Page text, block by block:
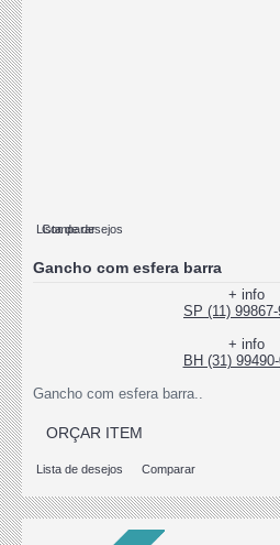
Lista de desejos
Comparar
Gancho com esfera barra
+ info
SP (11)
+ info
BH (31)
Gancho com esfera barra..
ORÇAR ITEM
Lista de desejos Comparar